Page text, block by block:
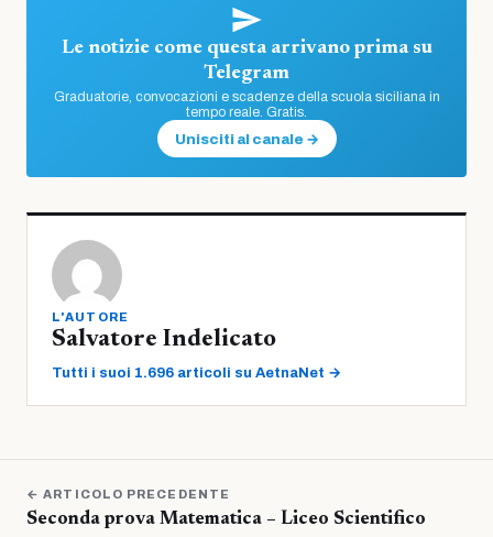
Le notizie come questa arrivano prima su
Telegram
Graduatorie, convocazioni e scadenze della scuola siciliana in
tempo reale. Gratis.
Unisciti al canale →
L'AUTORE
Salvatore Indelicato
Tutti i suoi 1.696 articoli su AetnaNet →
← ARTICOLO PRECEDENTE
Seconda prova Matematica – Liceo Scientifico